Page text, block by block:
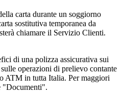
carta durante un soggiorno
sostitutiva temporanea da
chiamare il Servizio Clienti.
di una polizza assicurativa sui
operazioni di prelievo contante
ATM in tutta Italia. Per maggiori
"Documenti".